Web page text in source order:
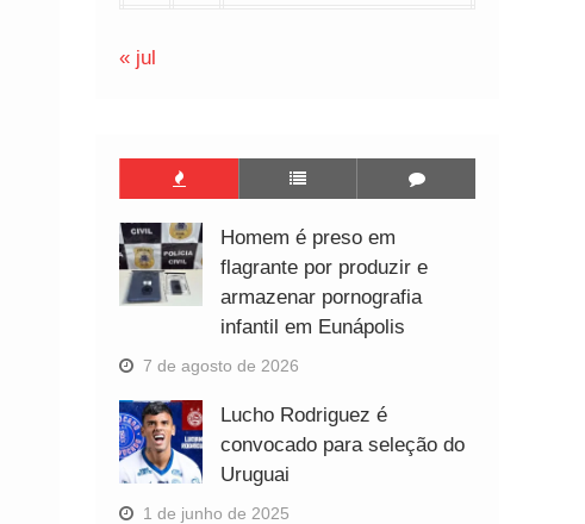
« jul
Homem é preso em
flagrante por produzir e
armazenar pornografia
infantil em Eunápolis
7 de agosto de 2026
Lucho Rodriguez é
convocado para seleção do
Uruguai
1 de junho de 2025